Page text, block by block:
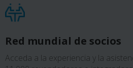
Red mundial de socios
Acceda a la experiencia y la